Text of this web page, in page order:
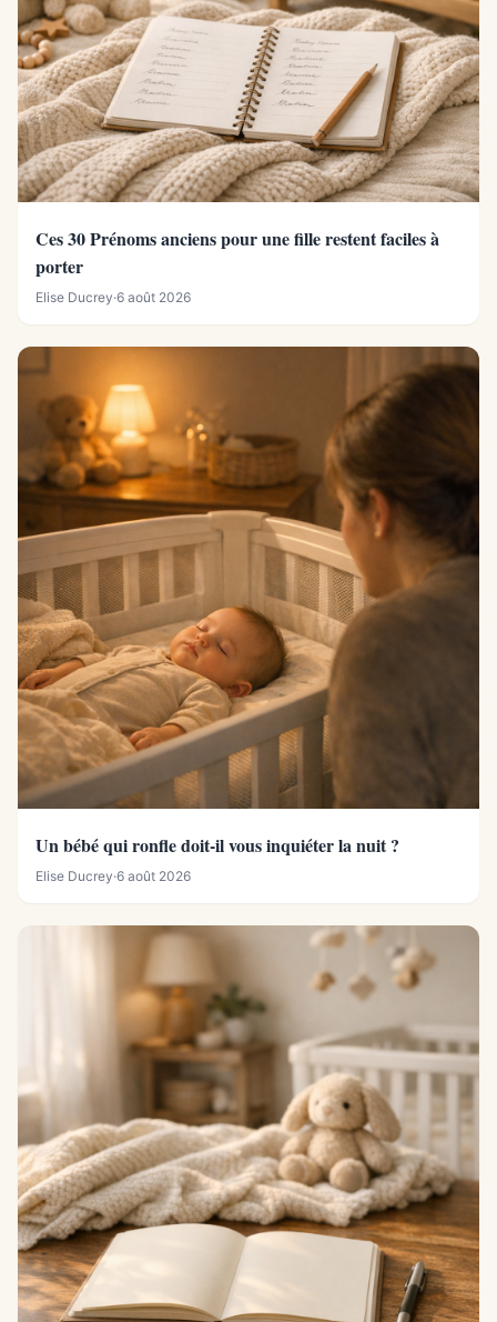
Ces 30 Prénoms anciens pour une fille restent faciles à
porter
Elise Ducrey·6 août 2026
Un bébé qui ronfle doit-il vous inquiéter la nuit ?
Elise Ducrey·6 août 2026